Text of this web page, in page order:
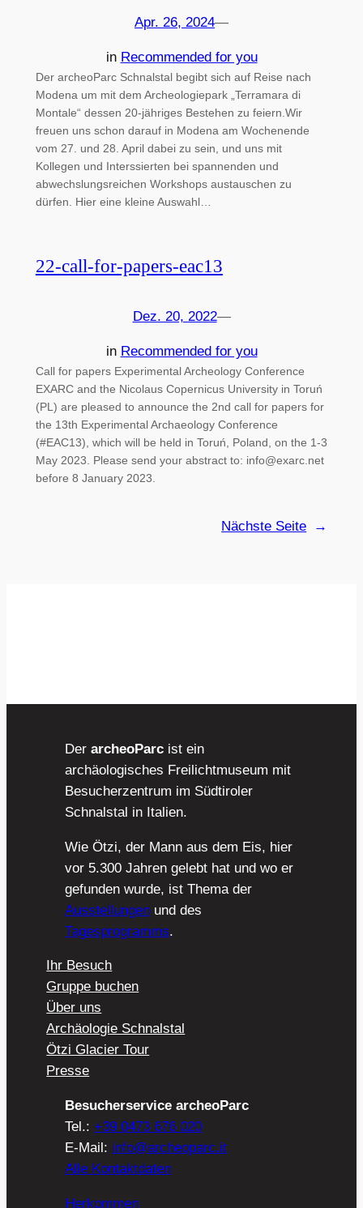
Apr. 26, 2024—
in Recommended for you
Der archeoParc Schnalstal begibt sich auf Reise nach
Modena um mit dem Archeologiepark „Terramara di
Montale“ dessen 20-jähriges Bestehen zu feiern.Wir
freuen uns schon darauf in Modena am Wochenende
vom 27. und 28. April dabei zu sein, und uns mit
Kollegen und Interssierten bei spannenden und
abwechslungsreichen Workshops austauschen zu
dürfen. Hier eine kleine Auswahl…
22-call-for-papers-eac13
Dez. 20, 2022—
in Recommended for you
Call for papers Experimental Archeology Conference
EXARC and the Nicolaus Copernicus University in Toruń
(PL) are pleased to announce the 2nd call for papers for
the 13th Experimental Archaeology Conference
(#EAC13), which will be held in Toruń, Poland, on the 1-3
May 2023. Please send your abstract to: info@exarc.net
before 8 January 2023.
Nächste Seite →
Der archeoParcist ein
archäologisches Freilichtmuseum mit
Besucherzentrum im Südtiroler
Schnalstal in Italien.
Wie Ötzi, der Mann aus dem Eis, hier
vor 5.300 Jahren gelebt hat und wo er
gefunden wurde, ist Thema der
Ausstellungenund des
Tagesprogramms.
Ihr Besuch
Gruppe buchen
Über uns
Archäologie Schnalstal
Ötzi Glacier Tour
Presse
Besucherservice archeoParc
Tel.: +39 0473 676 020
E-Mail: info@archeoparc.it
Alle Kontaktdaten
Herkommen